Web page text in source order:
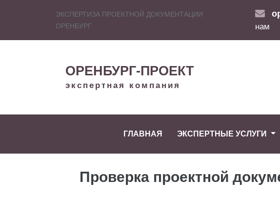
ЭКСПЕРТИЗА ПРОЕКТНОЙ ДОКУМЕНТАЦИИ
ОРЕНБУРГ
нам
ОРЕНБУРГ-ПРОЕКТ
экспертная компания
ГЛАВНАЯ ЭКСПЕРТНЫЕ УСЛУГИ
Проверка проектной